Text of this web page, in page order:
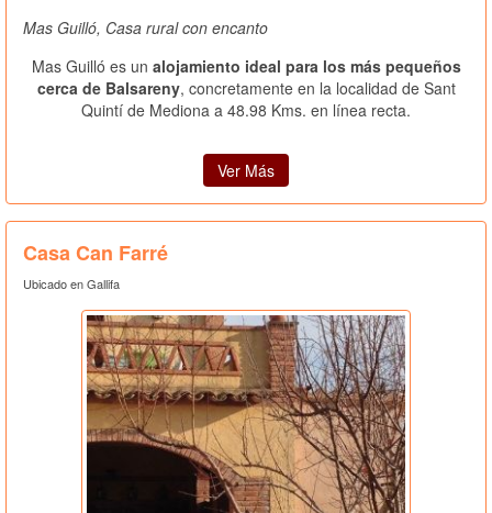
Mas Guilló, Casa rural con encanto
Mas Guilló es un alojamiento ideal para los más pequeños
cerca de Balsareny, concretamente en la localidad de Sant
Quintí de Mediona a 48.98 Kms. en línea recta.
Ver Más
Casa Can Farré
Ubicado en Gallifa